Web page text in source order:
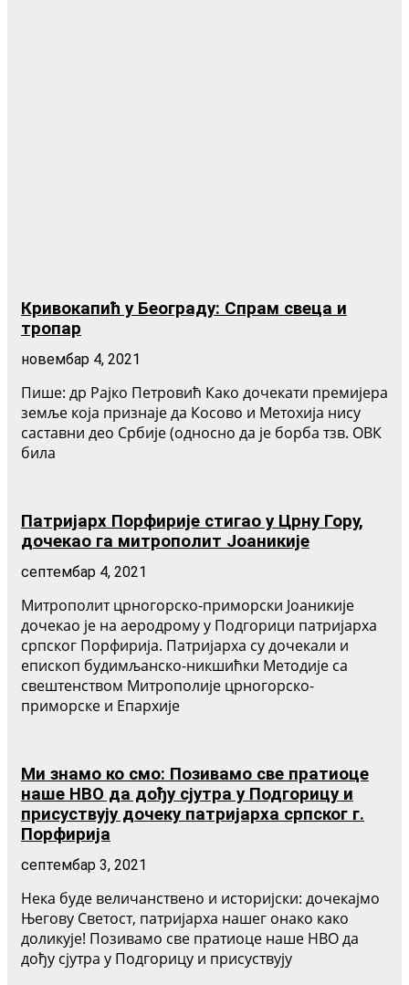
Кривокапић у Београду: Спрам свеца и
тропар
новембар 4, 2021
Пише: др Рајко Петровић Како дочекати премијера
земље која признаје да Косово и Метохија нису
саставни део Србије (односно да је борба тзв. ОВК
била
Патријарх Порфирије стигао у Црну Гору,
дочекао га митрополит Јоаникије
септембар 4, 2021
Митрополит црногорско-приморски Јоаникије
дочекао је на аеродрому у Подгорици патријарха
српског Порфирија. Патријарха су дочекали и
епископ будимљанско-никшићки Методије са
свештенством Митрополије црногорско-
приморске и Епархије
Ми знамо ко смо: Позивамо све пратиоце
наше НВО да дођу сјутра у Подгорицу и
присуствују дочеку патријарха српског г.
Порфирија
септембар 3, 2021
Нека буде величанствено и историјски: дочекајмо
Његову Светост, патријарха нашег онако како
доликује! Позивамо све пратиоце наше НВО да
дођу сјутра у Подгорицу и присуствују